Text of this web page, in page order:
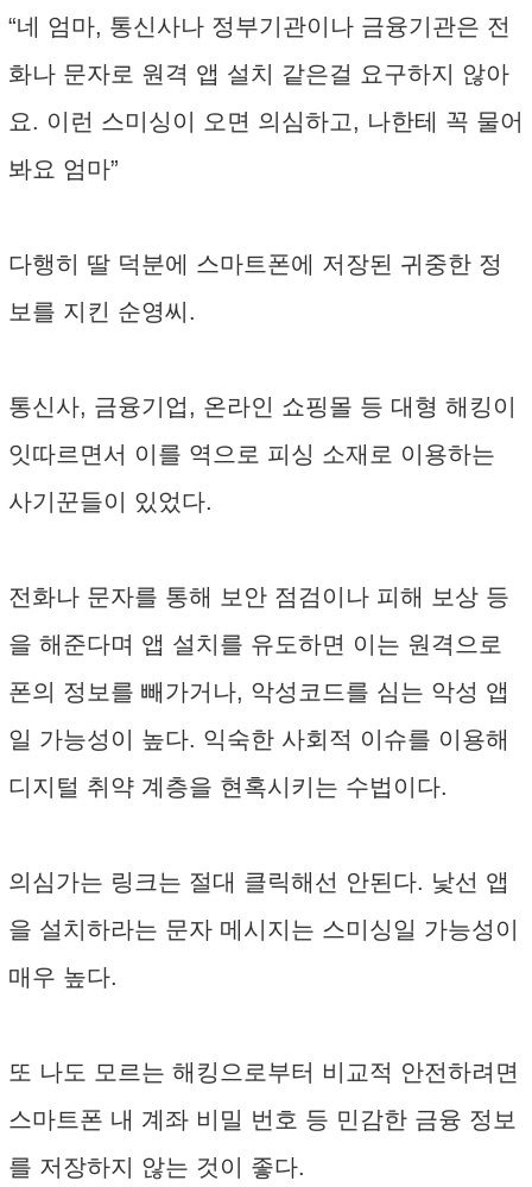
“네 엄마, 통신사나 정부기관이나 금융기관은 전
화나 문자로 원격 앱 설치 같은걸 요구하지 않아
요. 이런 스미싱이 오면 의심하고, 나한테 꼭 물어
봐요 엄마”
다행히 딸 덕분에 스마트폰에 저장된 귀중한 정
보를 지킨 순영씨.
통신사, 금융기업, 온라인 쇼핑몰 등 대형 해킹이
잇따르면서 이를 역으로 피싱 소재로 이용하는
사기꾼들이 있었다.
전화나 문자를 통해 보안 점검이나 피해 보상 등
을 해준다며 앱 설치를 유도하면 이는 원격으로
폰의 정보를 빼가거나, 악성코드를 심는 악성 앱
일 가능성이 높다. 익숙한 사회적 이슈를 이용해
디지털 취약 계층을 현혹시키는 수법이다.
의심가는 링크는 절대 클릭해선 안된다. 낯선 앱
을 설치하라는 문자 메시지는 스미싱일 가능성이
매우 높다.
또 나도 모르는 해킹으로부터 비교적 안전하려면
스마트폰 내 계좌 비밀 번호 등 민감한 금융 정보
를 저장하지 않는 것이 좋다.